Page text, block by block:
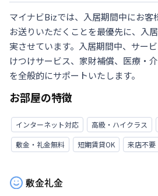
マイナビBizでは、入居期間中にお客
お送りいただくことを最優先に、入
実させています。入居期間中、サー
けつけサービス、家財補償、医療・
を全般的にサポートいたします。
お部屋の特徴
インターネット対応 高級・ハイクラス
敷金・礼金無料
短期賃貸OK 来店不要
敷金礼金